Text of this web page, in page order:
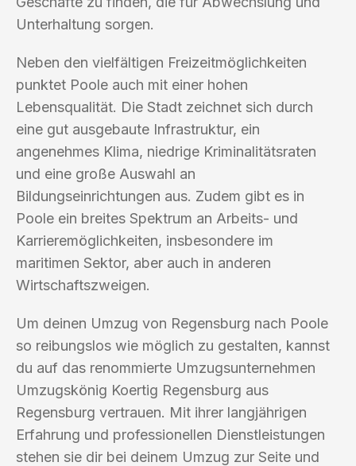
Unterhaltung sorgen.
Neben den vielfältigen Freizeitmöglichkeiten
punktet Poole auch mit einer hohen
Lebensqualität. Die Stadt zeichnet sich durch
eine gut ausgebaute Infrastruktur, ein
angenehmes Klima, niedrige Kriminalitätsraten
und eine große Auswahl an
Bildungseinrichtungen aus. Zudem gibt es in
Poole ein breites Spektrum an Arbeits- und
Karrieremöglichkeiten, insbesondere im
maritimen Sektor, aber auch in anderen
Wirtschaftszweigen.
Um deinen Umzug von Regensburg nach Poole
so reibungslos wie möglich zu gestalten, kannst
du auf das renommierte Umzugsunternehmen
Umzugskönig Koertig Regensburg aus
Regensburg vertrauen. Mit ihrer langjährigen
Erfahrung und professionellen Dienstleistungen
stehen sie dir bei deinem Umzug zur Seite und